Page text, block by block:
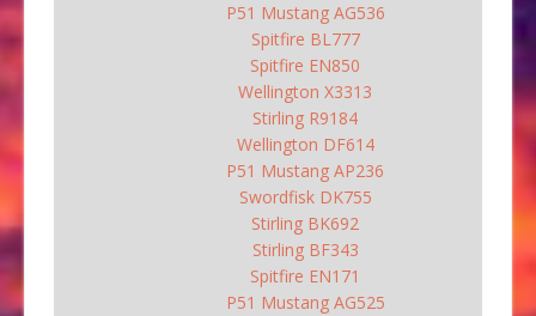
P51 Mustang AG536
Spitfire BL777
Spitfire EN850
Wellington X3313
Stirling R9184
Wellington DF614
P51 Mustang AP236
Swordfisk DK755
Stirling BK692
Stirling BF343
Spitfire EN171
P51 Mustang AG525